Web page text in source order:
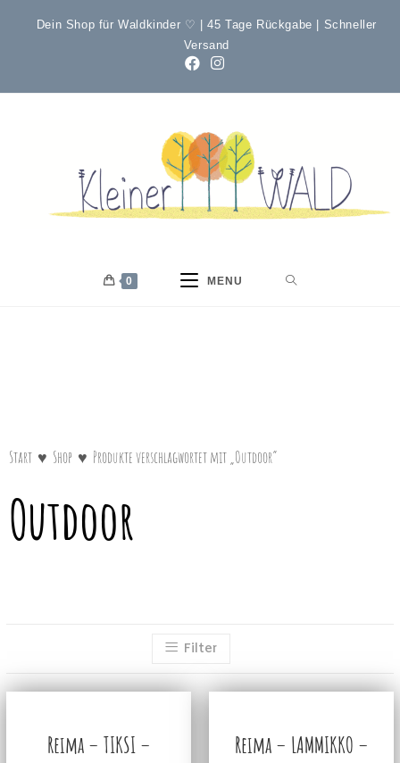
Dein Shop für Waldkinder ♡ | 45 Tage Rückgabe | Schneller
Versand
0 MENU
Start ♥ Shop ♥ Produkte verschlagwortet mit „Outdoor“
Outdoor
Filter
Reima – TIKSI –
Reima – LAMMIKKO –